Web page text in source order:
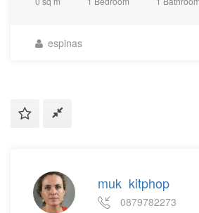
espinas
muk kitphop
0879782273